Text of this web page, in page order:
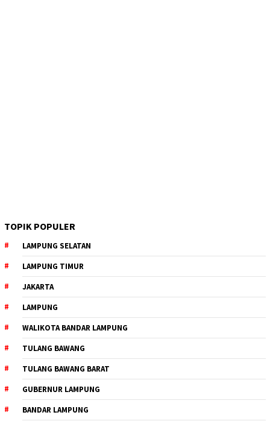
TOPIK POPULER
LAMPUNG SELATAN
LAMPUNG TIMUR
JAKARTA
LAMPUNG
WALIKOTA BANDAR LAMPUNG
TULANG BAWANG
TULANG BAWANG BARAT
GUBERNUR LAMPUNG
BANDAR LAMPUNG